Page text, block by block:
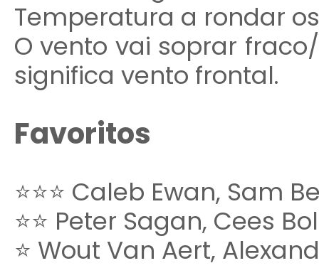
Temperatura a rondar os
O vento vai soprar
significa vento frontal.
Favoritos
⭐⭐⭐ Caleb Ewan, Sam
⭐⭐ Peter Sagan, Cees Bol
⭐ Wout Van Aert,